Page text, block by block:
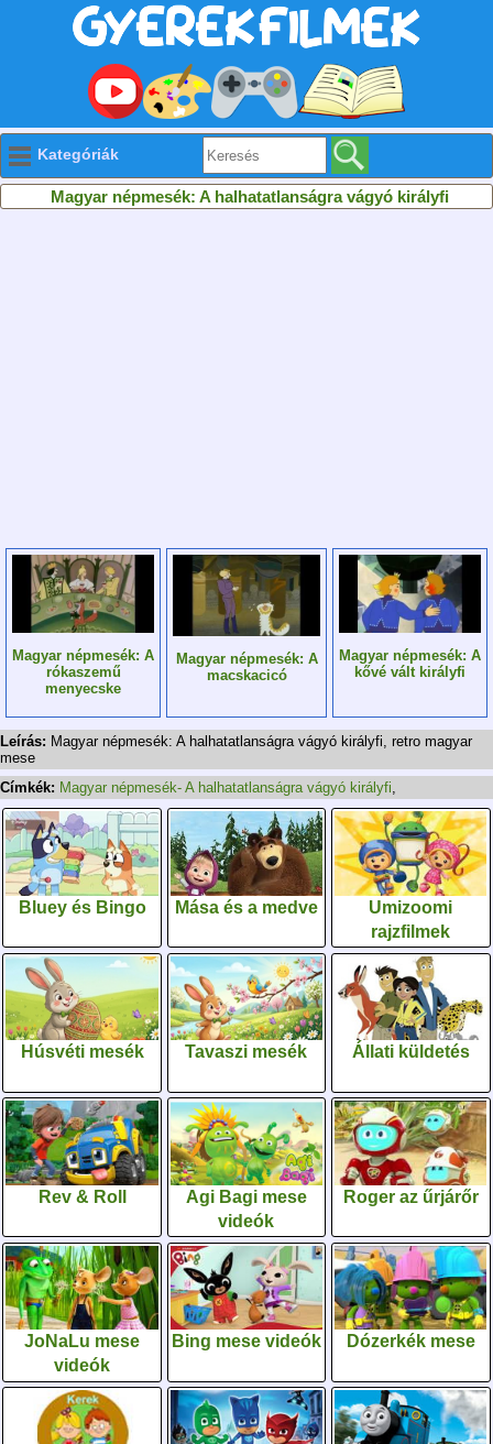
Kategóriák
Magyar népmesék: A halhatatlanságra vágyó királyfi
Magyar népmesék: A
rókaszemű
menyecske
Magyar népmesék: A
macskacicó
Magyar népmesék: A
kővé vált királyfi
Leírás: Magyar népmesék: A halhatatlanságra vágyó királyfi, retro magyar
mese
Címkék: Magyar népmesék- A halhatatlanságra vágyó királyfi,
Bluey és Bingo Mása és a medve
Umizoomi
rajzfilmek
Húsvéti mesék Tavaszi mesék Állati küldetés
Rev & Roll
Agi Bagi mese
videók
Roger az űrjárőr
JoNaLu mese
videók
Bing mese videók Dózerkék mese